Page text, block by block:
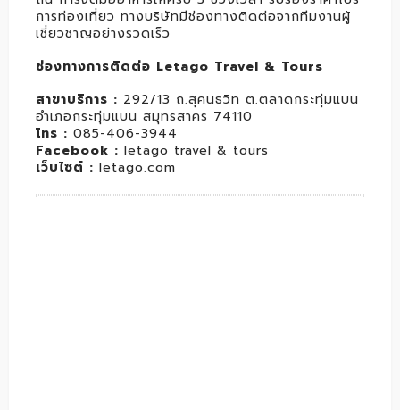
การท่องเที่ยว ทางบริษัทมีช่องทางติดต่อจากทีมงานผู้
เชี่ยวชาญอย่างรวดเร็ว
ช่องทางการติดต่อ Letago Travel & Tours
สาขาบริการ : 292/13 ถ.สุคนธวิท ต.ตลาดกระทุ่มแบน
อำเภอกระทุ่มแบน สมุทรสาคร 74110
โทร : 085-406-3944
Facebook : letago travel & tours
เว็บไซต์ : letago.com